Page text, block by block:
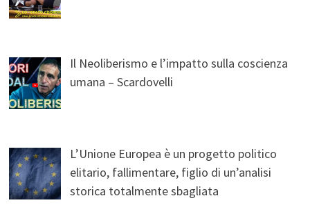
Il Neoliberismo e l’impatto sulla coscienza
umana – Scardovelli
L’Unione Europea è un progetto politico
elitario, fallimentare, figlio di un’analisi
storica totalmente sbagliata